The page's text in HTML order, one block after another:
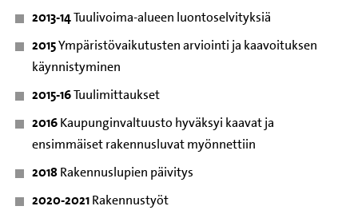
2013-14Tuulivoima-alueen luontoselvityksiä
2015Ympäristövaikutusten arviointi ja kaavoituksen
käynnistyminen
2015-16Tuulimittaukset
2016Kaupunginvaltuusto hyväksyi kaavat ja
ensimmäiset rakennusluvat myönnettiin
2018Rakennuslupien päivitys
2020-2021Rakennustyöt